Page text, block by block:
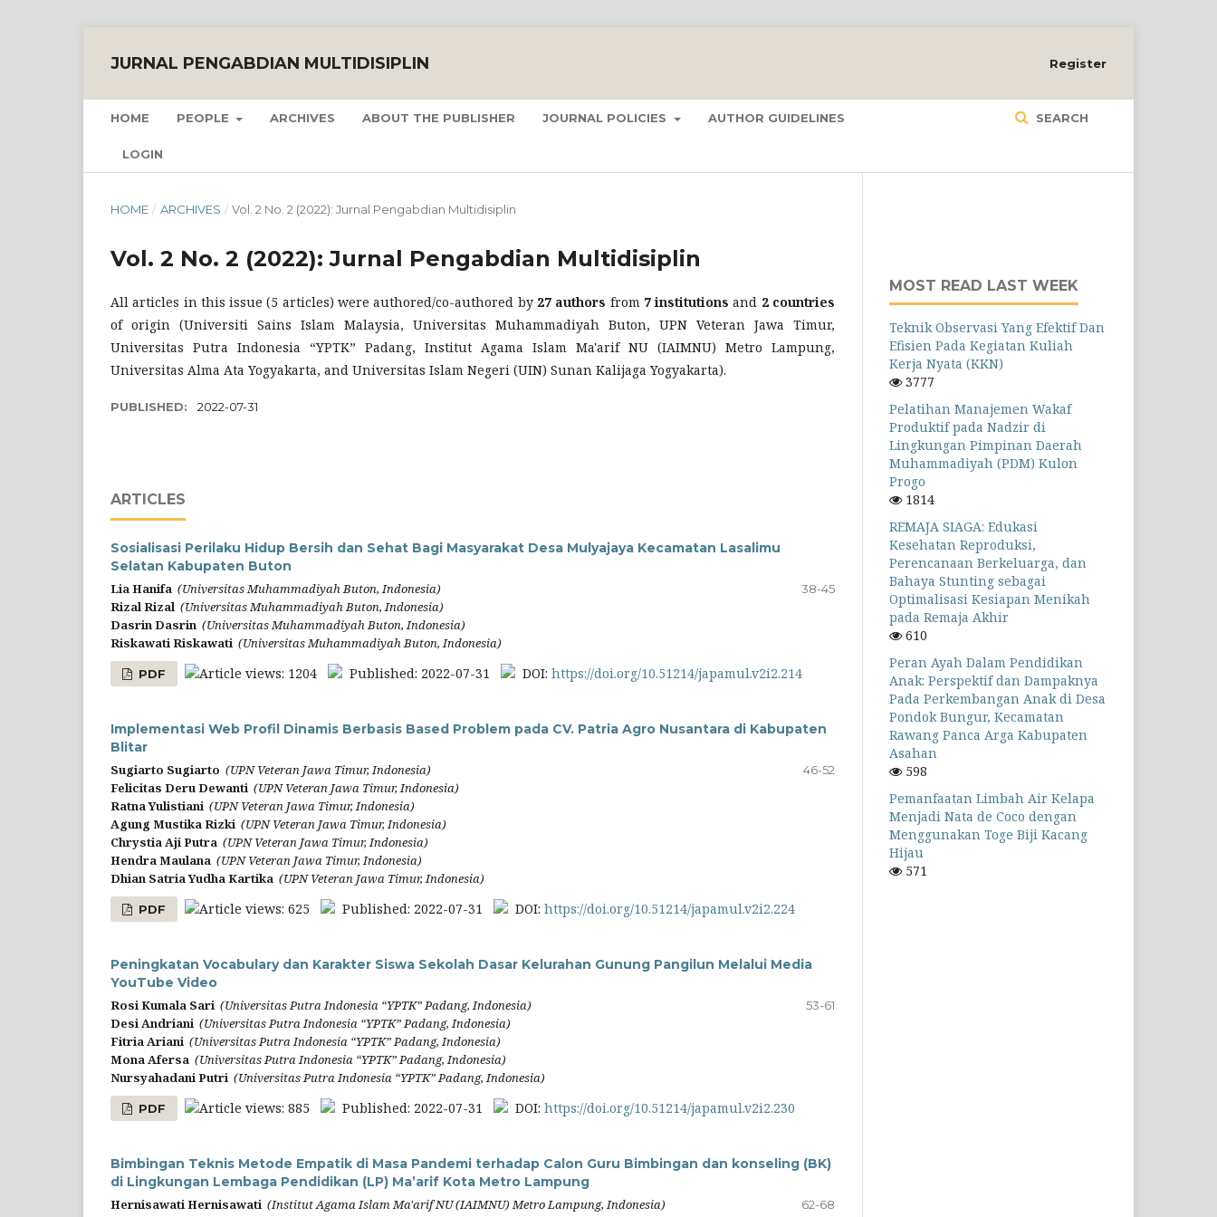
JURNAL PENGABDIAN MULTIDISIPLIN
HOME PEOPLE ARCHIVES ABOUT THE PUBLISHER JOURNAL POLICIES AUTHOR GUIDELINES
LOGIN
SEARCH
Register
HOME / ARCHIVES / Vol. 2 No. 2 (2022): Jurnal Pengabdian Multidisiplin
Vol. 2 No. 2 (2022): Jurnal Pengabdian Multidisiplin
All articles in this issue (5 articles) were authored/co-authored by 27 authors from 7 institutionsand 2 countries
of origin (Universiti Sains Islam Malaysia, Universitas Muhammadiyah Buton, UPN Veteran Jawa Timur,
Universitas Putra Indonesia “YPTK” Padang, Institut Agama Islam Ma'arif NU (IAIMNU) Metro Lampung,
Universitas Alma Ata Yogyakarta, and Universitas Islam Negeri (UIN) Sunan Kalijaga Yogyakarta).
PUBLISHED: 2022-07-31
ARTICLES
Sosialisasi Perilaku Hidup Bersih dan Sehat Bagi Masyarakat Desa Mulyajaya Kecamatan Lasalimu
Selatan Kabupaten Buton
Lia Hanifa (Universitas Muhammadiyah Buton, Indonesia)
Rizal Rizal (Universitas Muhammadiyah Buton, Indonesia)
Dasrin Dasrin (Universitas Muhammadiyah Buton, Indonesia)
Riskawati Riskawati (Universitas Muhammadiyah Buton, Indonesia)
38-45
PDF Article views: 1204 Published: 2022-07-31 DOI:https://doi.org/10.51214/japamul.v2i2.214
Implementasi Web Profil Dinamis Berbasis Based Problem pada CV. Patria Agro Nusantara di Kabupaten
Blitar
Sugiarto Sugiarto (UPN Veteran Jawa Timur, Indonesia)
Felicitas Deru Dewanti (UPN Veteran Jawa Timur, Indonesia)
Ratna Yulistiani (UPN Veteran Jawa Timur, Indonesia)
Agung Mustika Rizki (UPN Veteran Jawa Timur, Indonesia)
Chrystia Aji Putra (UPN Veteran Jawa Timur, Indonesia)
Hendra Maulana (UPN Veteran Jawa Timur, Indonesia)
Dhian Satria Yudha Kartika (UPN Veteran Jawa Timur, Indonesia)
46-52
PDF Article views: 625 Published: 2022-07-31 DOI:https://doi.org/10.51214/japamul.v2i2.224
Peningkatan Vocabulary dan Karakter Siswa Sekolah Dasar Kelurahan Gunung Pangilun Melalui Media
YouTube Video
Rosi Kumala Sari (Universitas Putra Indonesia “YPTK” Padang, Indonesia)
Desi Andriani (Universitas Putra Indonesia “YPTK” Padang, Indonesia)
Fitria Ariani (Universitas Putra Indonesia “YPTK” Padang, Indonesia)
Mona Afersa (Universitas Putra Indonesia “YPTK” Padang, Indonesia)
Nursyahadani Putri (Universitas Putra Indonesia “YPTK” Padang, Indonesia)
53-61
PDF Article views: 885 Published: 2022-07-31 DOI:https://doi.org/10.51214/japamul.v2i2.230
Bimbingan Teknis Metode Empatik di Masa Pandemi terhadap Calon Guru Bimbingan dan konseling (BK)
di Lingkungan Lembaga Pendidikan (LP) Ma’arif Kota Metro Lampung
Hernisawati Hernisawati (Institut Agama Islam Ma'arif NU (IAIMNU) Metro Lampung, Indonesia)
62-68
MOST READ LAST WEEK
Teknik Observasi Yang Efektif Dan
Efisien Pada Kegiatan Kuliah
Kerja Nyata (KKN)
3777
Pelatihan Manajemen Wakaf
Produktif pada Nadzir di
Lingkungan Pimpinan Daerah
Muhammadiyah (PDM) Kulon
Progo
1814
REMAJA SIAGA: Edukasi
Kesehatan Reproduksi,
Perencanaan Berkeluarga, dan
Bahaya Stunting sebagai
Optimalisasi Kesiapan Menikah
pada Remaja Akhir
610
Peran Ayah Dalam Pendidikan
Anak: Perspektif dan Dampaknya
Pada Perkembangan Anak di Desa
Pondok Bungur, Kecamatan
Rawang Panca Arga Kabupaten
Asahan
598
Pemanfaatan Limbah Air Kelapa
Menjadi Nata de Coco dengan
Menggunakan Toge Biji Kacang
Hijau
571